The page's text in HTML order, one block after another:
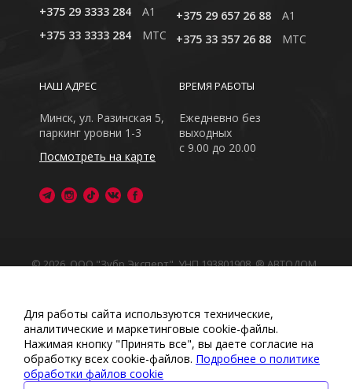
+375 29 3333 284
A1
+375 33 3333 284
MTC
+375 29 657 26 88
A1
+375 33 357 26 88
MTC
ВРЕМЯ РАБОТЫ
Ежедневно без
выходных
с 9.00 до 20.00
НАШ АДРЕС
Минск, ул. Разинская 5,
паркинг уровни 1-3
Посмотреть на карте
© 2026, ООО "Зубр Эксперт", УНП 193801908. ® АВТОДОМ
сайт носит исключительно информационный характер
Любое использование либо копирование материалов
или подборки материалов сайта, элементов дизайна и
оформления запрещено
Политика обработки персональных данных
Для работы сайта используются технические,
аналитические и маркетинговые сооkіе-файлы.
Нажимая кнопку "Принять все", вы даете согласие на
обработку всех cookie-файлов. Подробнее о политике
обработки файлов cookie